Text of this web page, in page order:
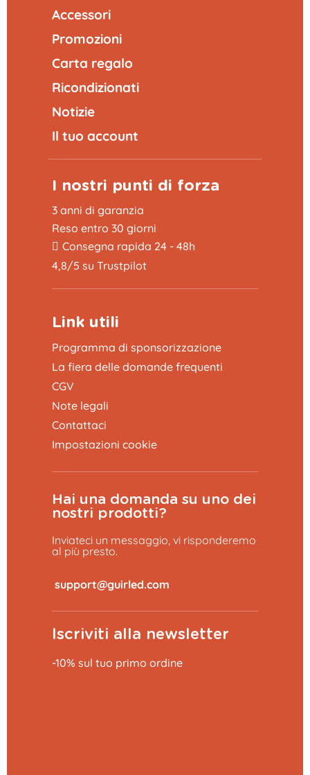
Accessori
Promozioni
Carta regalo
Ricondizionati
Notizie
Il tuo account
I nostri punti di forza
3 anni di garanzia
Reso entro 30 giorni
Consegna rapida 24 - 48h
4,8/5 su Trustpilot
Link utili
Programma di sponsorizzazione
La fiera delle domande frequenti
CGV
Note legali
Contattaci
Impostazioni cookie
Hai una domanda su uno dei
nostri prodotti?
Inviateci un messaggio, vi risponderemo
al più presto.
Iscriviti alla newsletter
-10% sul tuo primo ordine